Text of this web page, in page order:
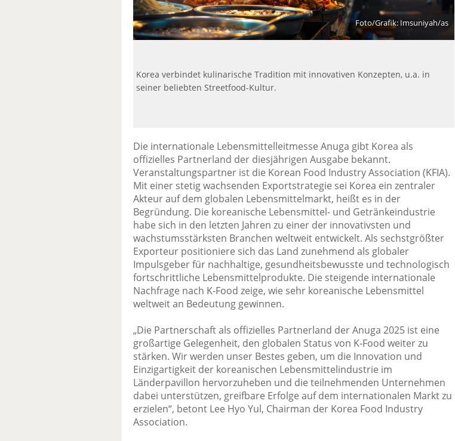
Foto/Grafik: Imsuniyah/as
Korea verbindet kulinarische Tradition mit innovativen Konzepten, u.a. in
seiner beliebten Streetfood-Kultur.
Die internationale Lebensmittelleitmesse Anuga gibt Korea als
offizielles Partnerland der diesjährigen Ausgabe bekannt.
Veranstaltungspartner ist die Korean Food Industry Association (KFIA).
Mit einer stetig wachsenden Exportstrategie sei Korea ein zentraler
Akteur auf dem globalen Lebensmittelmarkt, heißt es in der
Begründung. Die koreanische Lebensmittel- und Getränkeindustrie
habe sich in den letzten Jahren zu einer der innovativsten und
wachstumsstärksten Branchen weltweit entwickelt. Als sechstgrößter
Exporteur positioniere sich das Land zunehmend als globaler
Impulsgeber für nachhaltige, gesundheitsbewusste und technologisch
fortschrittliche Lebensmittelprodukte. Die steigende internationale
Nachfrage nach K-Food zeige, wie sehr koreanische Lebensmittel
weltweit an Bedeutung gewinnen.
„Die Partnerschaft als offizielles Partnerland der Anuga 2025 ist eine
großartige Gelegenheit, den globalen Status von K-Food weiter zu
stärken. Wir werden unser Bestes geben, um die Innovation und
Einzigartigkeit der koreanischen Lebensmittelindustrie im
Länderpavillon hervorzuheben und die teilnehmenden Unternehmen
dabei unterstützen, greifbare Erfolge auf dem internationalen Markt zu
erzielen“, betont Lee Hyo Yul, Chairman der Korea Food Industry
Association.